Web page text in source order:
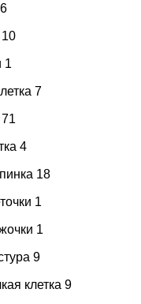
6
10
1
7
71
4
18
1
1
9
клетка 9